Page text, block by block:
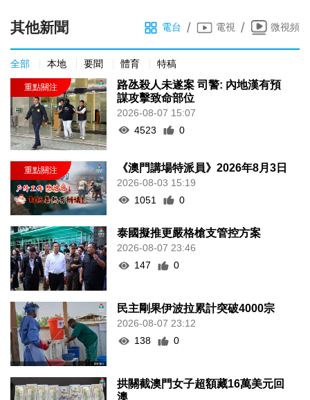
其他新聞 電台 / 電視 / 微視頻
全部 本地 要聞 體育 特稿
路氹殺人未遂案 司警: 內地漢有預
謀攻擊致命部位
2026-08-07 15:07
4523
0
《澳門講場特派員》2026年8月3日
2026-08-03 15:19
1051
0
泰國擬推更嚴格槍支管控方案
2026-08-07 23:46
147
0
民主剛果伊波拉累計突破4000宗
2026-08-07 23:12
138
0
拱關截澳門女子超額藏16萬美元回
澳